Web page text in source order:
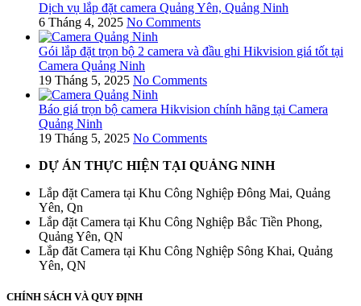
Dịch vụ lắp đặt camera Quảng Yên, Quảng Ninh
6 Tháng 4, 2025 No Comments
Gói lắp đặt trọn bộ 2 camera và đầu ghi Hikvision giá tốt tại
Camera Quảng Ninh
19 Tháng 5, 2025 No Comments
Báo giá trọn bộ camera Hikvision chính hãng tại Camera
Quảng Ninh
19 Tháng 5, 2025 No Comments
DỰ ÁN THỰC HIỆN TẠI QUẢNG NINH
Lắp đặt Camera tại Khu Công Nghiệp Đông Mai, Quảng
Yên, Qn
Lắp đặt Camera tại Khu Công Nghiệp Bắc Tiền Phong,
Quảng Yên, QN
Lắp đăt Camera tại Khu Công Nghiệp Sông Khai, Quảng
Yên, QN
CHÍNH SÁCH VÀ QUY ĐỊNH